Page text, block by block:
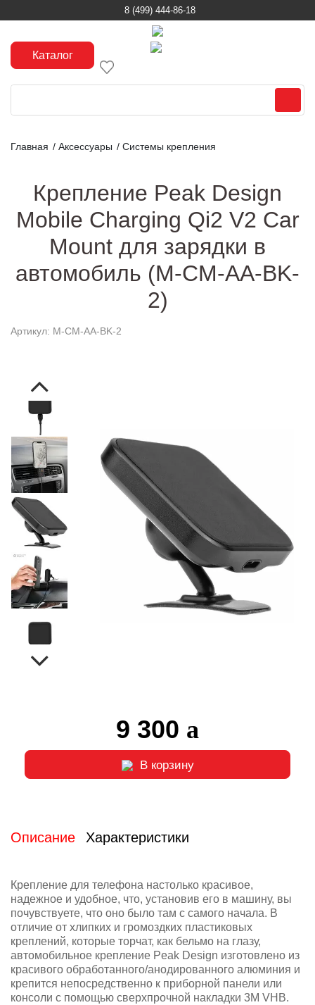
8 (499) 444-86-18
Каталог
Главная / Аксессуары / Системы крепления
Крепление Peak Design
Mobile Charging Qi2 V2 Car
Mount для зарядки в
автомобиль (M-CM-AA-BK-
2)
Артикул: M-CM-AA-BK-2
9 300
В корзину
Описание Характеристики
Крепление для телефона настолько красивое,
надежное и удобное, что, установив его в машину, вы
почувствуете, что оно было там с самого начала. В
отличие от хлипких и громоздких пластиковых
креплений, которые торчат, как бельмо на глазу,
автомобильное крепление Peak Design изготовлено из
красивого обработанного/анодированного алюминия и
крепится непосредственно к приборной панели или
консоли с помощью сверхпрочной накладки 3M VHB.